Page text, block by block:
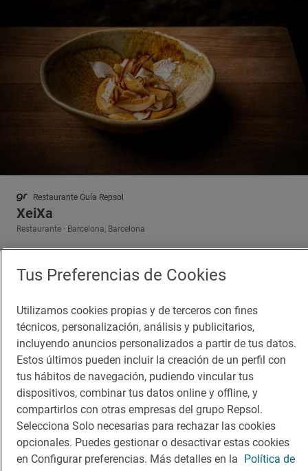
Restaurante Guía Repsol
XeiXa
Restaurante · Barcelona, Barcelona
Tus Preferencias de Cookies
Utilizamos cookies propias y de terceros con fines
técnicos, personalización, análisis y publicitarios,
incluyendo anuncios personalizados a partir de tus datos.
Estos últimos pueden incluir la creación de un perfil con
tus hábitos de navegación, pudiendo vincular tus
dispositivos, combinar tus datos online y offline, y
compartirlos con otras empresas del grupo Repsol.
Selecciona Solo necesarias para rechazar las cookies
opcionales. Puedes gestionar o desactivar estas cookies
en Configurar preferencias. Más detalles en la Política de